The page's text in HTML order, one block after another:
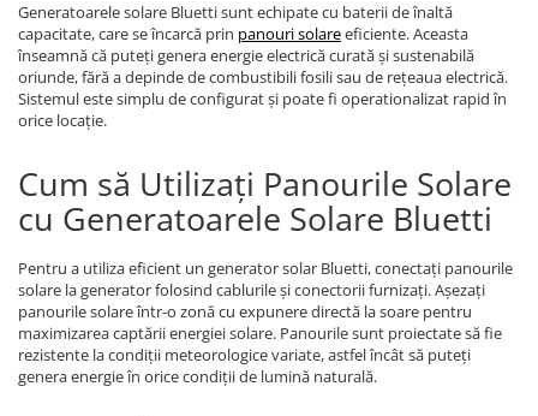
Generatoarele solare Bluetti sunt echipate cu baterii de înaltă
capacitate, care se încarcă prin panouri solareeficiente. Aceasta
înseamnă că puteți genera energie electrică curată și sustenabilă
oriunde, fără a depinde de combustibili fosili sau de rețeaua electrică.
Sistemul este simplu de configurat și poate fi operationalizat rapid în
orice locație.
Cum să Utilizați Panourile Solare
cu Generatoarele Solare Bluetti
Pentru a utiliza eficient un generator solar Bluetti, conectați panourile
solare la generator folosind cablurile și conectorii furnizați. Așezați
panourile solare într-o zonă cu expunere directă la soare pentru
maximizarea captării energiei solare. Panourile sunt proiectate să fie
rezistente la condiții meteorologice variate, astfel încât să puteți
genera energie în orice condiții de lumină naturală.